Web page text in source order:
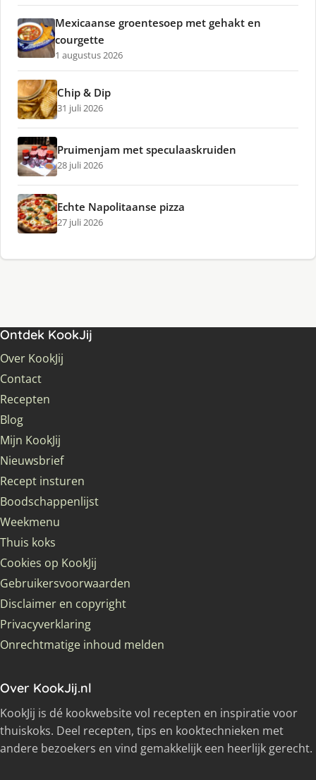
Mexicaanse groentesoep met gehakt en
courgette
1 augustus 2026
Chip & Dip
31 juli 2026
Pruimenjam met speculaaskruiden
28 juli 2026
Echte Napolitaanse pizza
27 juli 2026
Ontdek KookJij
Over KookJij
Contact
Recepten
Blog
Mijn KookJij
Nieuwsbrief
Recept insturen
Boodschappenlijst
Weekmenu
Thuis koks
Cookies op KookJij
Gebruikersvoorwaarden
Disclaimer en copyright
Privacyverklaring
Onrechtmatige inhoud melden
Over KookJij.nl
KookJij is dé kookwebsite vol recepten en inspiratie voor
thuiskoks. Deel recepten, tips en kooktechnieken met
andere bezoekers en vind gemakkelijk een heerlijk gerecht.